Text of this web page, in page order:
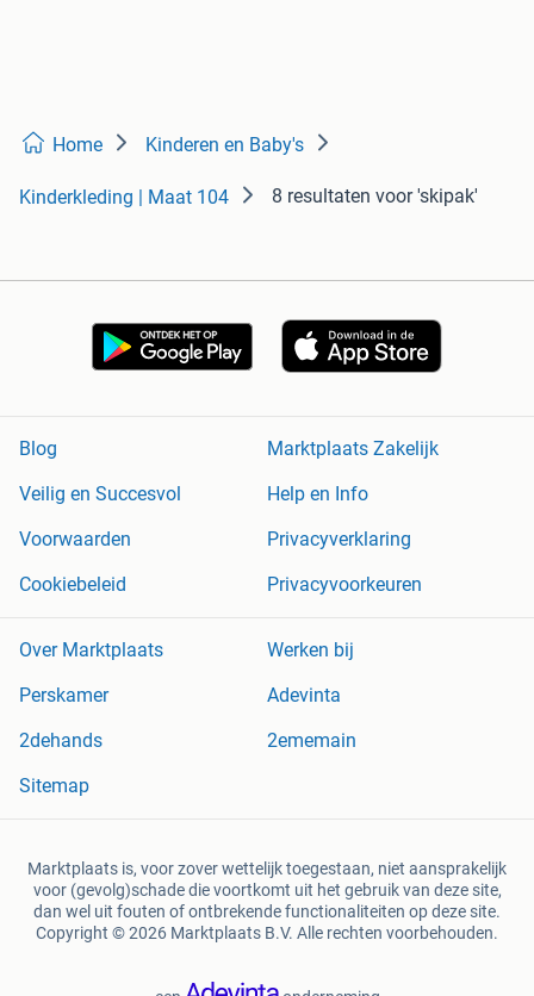
Home Kinderen en Baby's
Kinderkleding | Maat 104 8 resultaten voor 'skipak'
Blog
Marktplaats Zakelijk
Veilig en Succesvol
Help en Info
Voorwaarden
Privacyverklaring
Cookiebeleid
Privacyvoorkeuren
Over Marktplaats
Werken bij
Perskamer
Adevinta
2dehands
2ememain
Sitemap
Marktplaats is, voor zover wettelijk toegestaan, niet aansprakelijk
voor (gevolg)schade die voortkomt uit het gebruik van deze site,
dan wel uit fouten of ontbrekende functionaliteiten op deze site.
Copyright © 2026 Marktplaats B.V. Alle rechten voorbehouden.